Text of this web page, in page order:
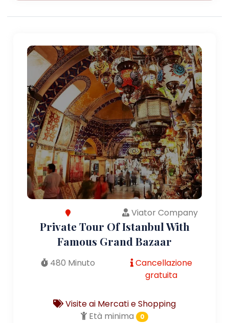
Viator Company
Private Tour Of Istanbul With
Famous Grand Bazaar
480 Minuto
Cancellazione
gratuita
Visite ai Mercati e Shopping
Età minima
0